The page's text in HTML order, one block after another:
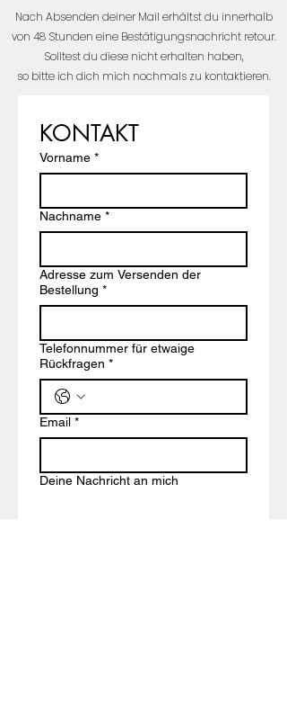
Nach Absenden deiner Mail erhältst du innerhalb
von 48 Stunden eine Bestätigungsnachricht retour.
Solltest du diese nicht erhalten haben,
so bitte ich dich mich nochmals zu kontaktieren.
KONTAKT
Vorname *
Nachname *
Adresse zum Versenden der
Bestellung *
Telefonnummer für etwaige
Rückfragen *
Email *
Deine Nachricht an mich